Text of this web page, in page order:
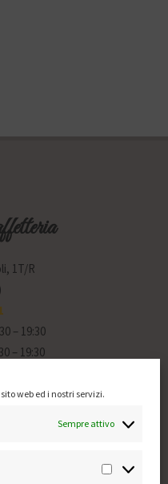
web ed i nostri servizi.
Sempre attivo
Statistiche
1T/R
– 19:30
– 19:30
– 19:30